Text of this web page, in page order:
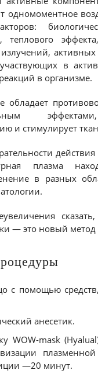
одномоментное
теплового
в
в организме.
обладает
и стимулирует
плазма
в разных
— это новый метод
с помощью
анесетик.
WOW-mask
—20 минут.